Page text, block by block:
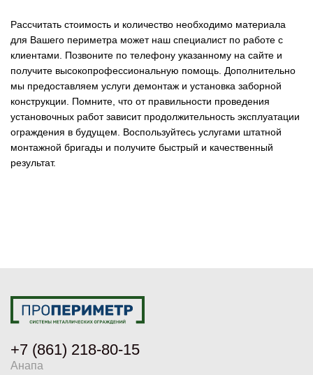
Рассчитать стоимость и количество необходимо материала
для Вашего периметра может наш специалист по работе с
клиентами. Позвоните по телефону указанному на сайте и
получите высокопрофессиональную помощь. Дополнительно
мы предоставляем услуги демонтаж и установка заборной
конструкции. Помните, что от правильности проведения
установочных работ зависит продолжительность эксплуатации
ограждения в будущем. Воспользуйтесь услугами штатной
монтажной бригады и получите быстрый и качественный
результат.
+7 (861) 218-80-15
Анапа